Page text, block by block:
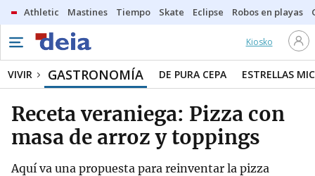
Athletic Mastines Tiempo Skate Eclipse Robos en playas
Kiosko
VIVIR GASTRONOMÍA DE PURA CEPA ESTRELLAS
Receta veraniega: Pizza con
masa de arroz y toppings
Aquí va una propuesta para reinventar la pizza